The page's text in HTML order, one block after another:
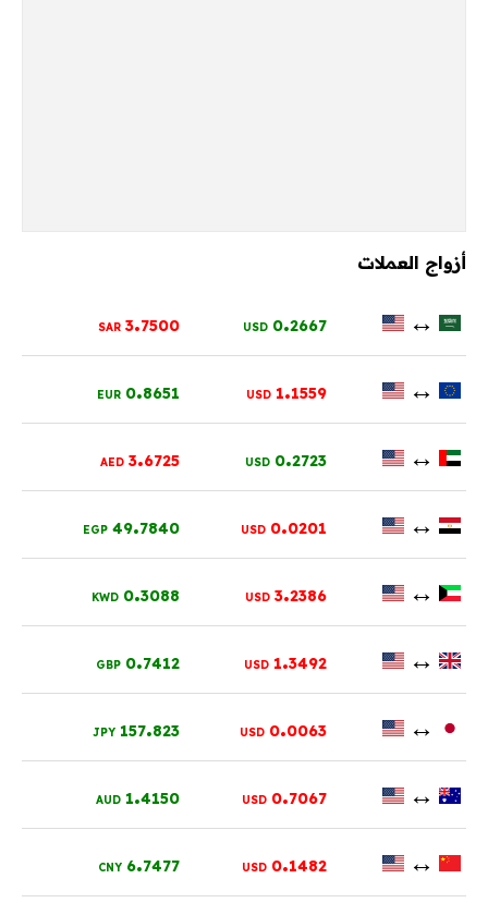
أزواج العملات
↔
0.2667
USD
3.7500
SAR
↔
1.1559
USD
0.8651
EUR
↔
0.2723
USD
3.6725
AED
↔
0.0201
USD
49.7840
EGP
↔
3.2386
USD
0.3088
KWD
↔
1.3492
USD
0.7412
GBP
↔
0.0063
USD
157.823
JPY
↔
0.7067
USD
1.4150
AUD
↔
0.1482
USD
6.7477
CNY